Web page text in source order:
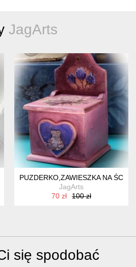
JagArts
Z DREWNA EGZOTYCZNEGO
PUZDERKO,ZAWIESZKA NA ŚCIANĘ
JagArts
70 zł
100 zł
się spodobać